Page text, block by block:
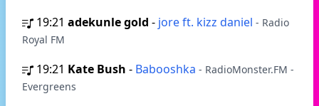
19:21 adekunle gold - jore ft. kizz daniel - Radio
Royal FM
19:21 Kate Bush - Babooshka - RadioMonster.FM -
Evergreens